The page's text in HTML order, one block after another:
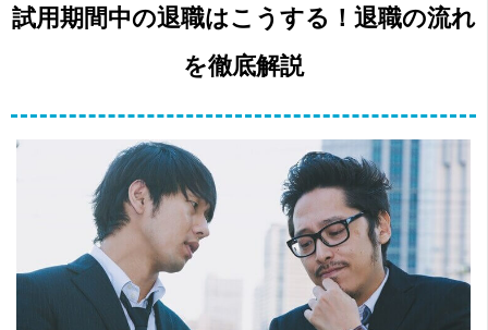
試用期間中の退職はこうする！退職の流れ
を徹底解説